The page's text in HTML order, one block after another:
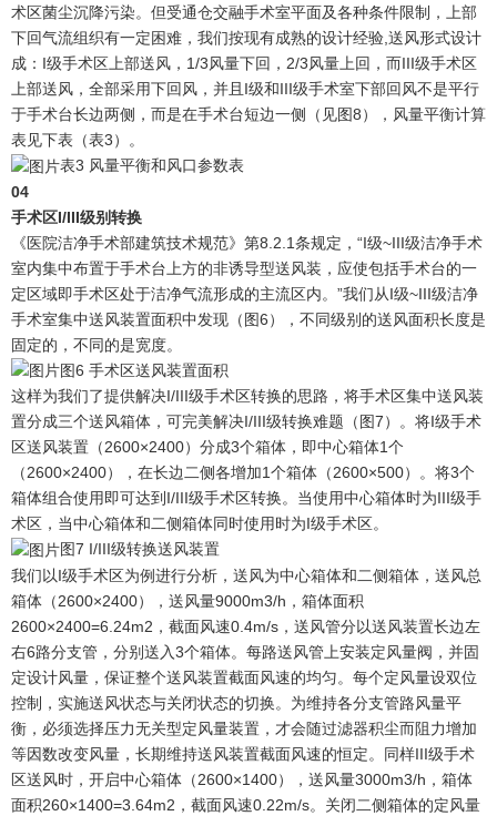
术区菌尘沉降污染。但受通仓交融手术室平面及各种条件限制，上部
下回气流组织有一定困难，我们按现有成熟的设计经验,送风形式设计
成：I级手术区上部送风，1/3风量下回，2/3风量上回，而III级手术区
上部送风，全部采用下回风，并且I级和III级手术室下部回风不是平行
于手术台长边两侧，而是在手术台短边一侧（见图8），风量平衡计算
表见下表（表3）。
表3 风量平衡和风口参数表
04
手术区I/III级别转换
《医院洁净手术部建筑技术规范》第8.2.1条规定，“I级~III级洁净手术
室内集中布置于手术台上方的非诱导型送风装，应使包括手术台的一
定区域即手术区处于洁净气流形成的主流区内。”我们从I级~III级洁净
手术室集中送风装置面积中发现（图6），不同级别的送风面积长度是
固定的，不同的是宽度。
图6 手术区送风装置面积
这样为我们了提供解决I/III级手术区转换的思路，将手术区集中送风装
置分成三个送风箱体，可完美解决I/III级转换难题（图7）。将I级手术
区送风装置（2600×2400）分成3个箱体，即中心箱体1个
（2600×2400），在长边二侧各增加1个箱体（2600×500）。将3个
箱体组合使用即可达到I/III级手术区转换。当使用中心箱体时为III级手
术区，当中心箱体和二侧箱体同时使用时为I级手术区。
图7 I/III级转换送风装置
我们以I级手术区为例进行分析，送风为中心箱体和二侧箱体，送风总
箱体（2600×2400），送风量9000m3/h，箱体面积
2600×2400=6.24m2，截面风速0.4m/s，送风管分以送风装置长边左
右6路分支管，分别送入3个箱体。每路送风管上安装定风量阀，并固
定设计风量，保证整个送风装置截面风速的均匀。每个定风量设双位
控制，实施送风状态与关闭状态的切换。为维持各分支管路风量平
衡，必须选择压力无关型定风量装置，才会随过滤器积尘而阻力增加
等因数改变风量，长期维持送风装置截面风速的恒定。同样III级手术
区送风时，开启中心箱体（2600×1400），送风量3000m3/h，箱体
面积260×1400=3.64m2，截面风速0.22m/s。关闭二侧箱体的定风量